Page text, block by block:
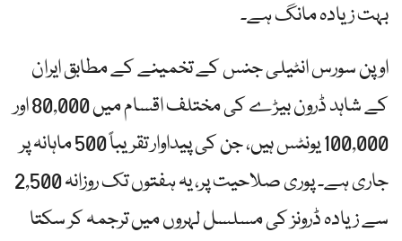
بہت زیادہ مانگ ہے۔
اوپن سورس انٹیلی جنس کے تخمینے کے مطابق ایران
کے شاہد ڈرون بیڑے کی مختلف اقسام میں 80,000 اور
100,000 یونٹس ہیں، جن کی پیداوار تقریباً 500 ماہانہ پر
جاری ہے۔ پوری صلاحیت پر، یہ ہفتوں تک روزانہ 2,500
سے زیادہ ڈرونز کی مسلسل لہروں میں ترجمہ کر سکتا